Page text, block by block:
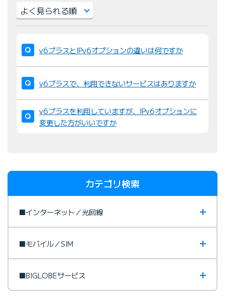
び
替
え
：
v6プラスとIPv6オプションの違いは何ですか
v6プラスで、利用できないサービスはありますか
v6プラスを利用していますが、IPv6オプションに
変更した方がいいですか
カテゴリ検索
■インターネット／光回線
■モバイル／SIM
■BIGLOBEサービス